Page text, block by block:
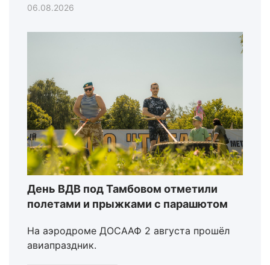
06.08.2026
День ВДВ под Тамбовом отметили
полетами и прыжками с парашютом
На аэродроме ДОСААФ 2 августа прошёл
авиапраздник.